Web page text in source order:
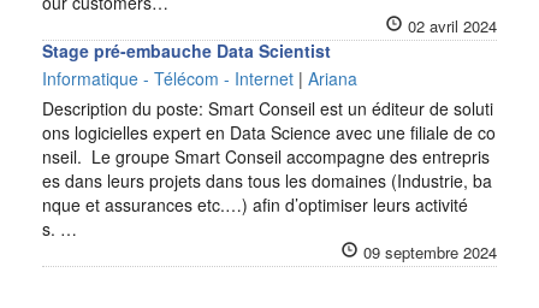
02 avril 2024
Stage pré-embauche Data Scientist
Informatique - Télécom - Internet | Ariana
Description du poste: Smart Conseil est un éditeur de soluti
ons logicielles expert en Data Science avec une filiale de co
nseil. Le groupe Smart Conseil accompagne des entrepris
es dans leurs projets dans tous les domaines (Industrie, ba
nque et assurances etc.…) afin d’optimiser leurs activité
s. …
09 septembre 2024